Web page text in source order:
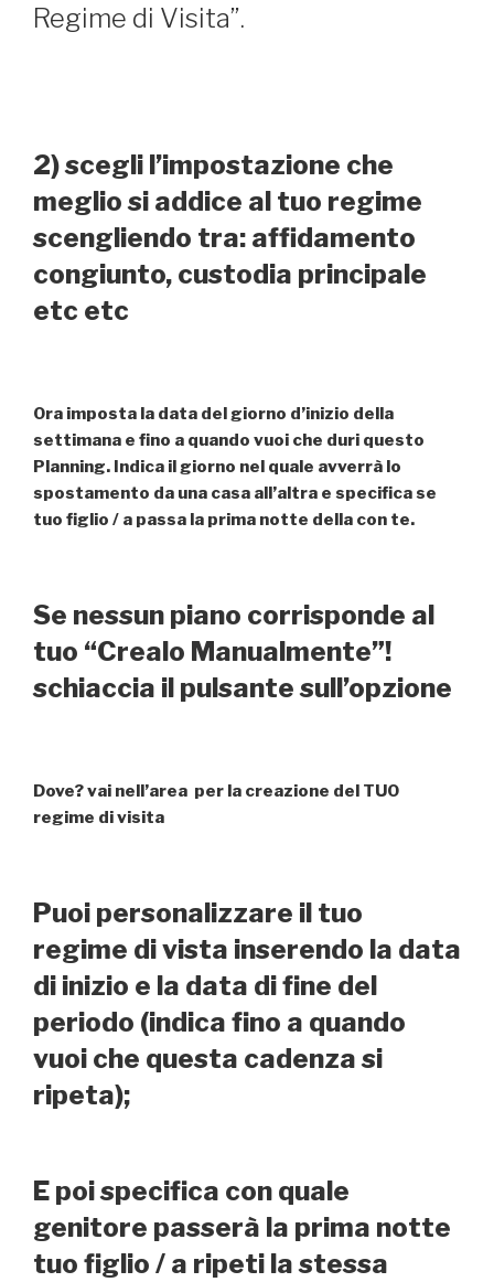
Regime di Visita”.
2) scegli l’impostazione che
meglio si addice al tuo regime
scengliendo tra: affidamento
congiunto, custodia principale
etc etc
Ora imposta la data del giorno d’inizio della
settimana e fino a quando vuoi che duri questo
Planning. Indica il giorno nel quale avverrà lo
spostamento da una casa all’altra e specifica se
tuo figlio / a passa la prima notte della con te.
Se nessun piano corrisponde al
tuo “Crealo Manualmente”!
schiaccia il pulsante sull’opzione
Dove? vai nell’area per la creazione del TUO
regime di visita
Puoi personalizzare il tuo
regime di vista inserendo la data
di inizio e la data di fine del
periodo (indica fino a quando
vuoi che questa cadenza si
ripeta);
E poi specifica con quale
genitore passerà la prima notte
tuo figlio / a ripeti la stessa